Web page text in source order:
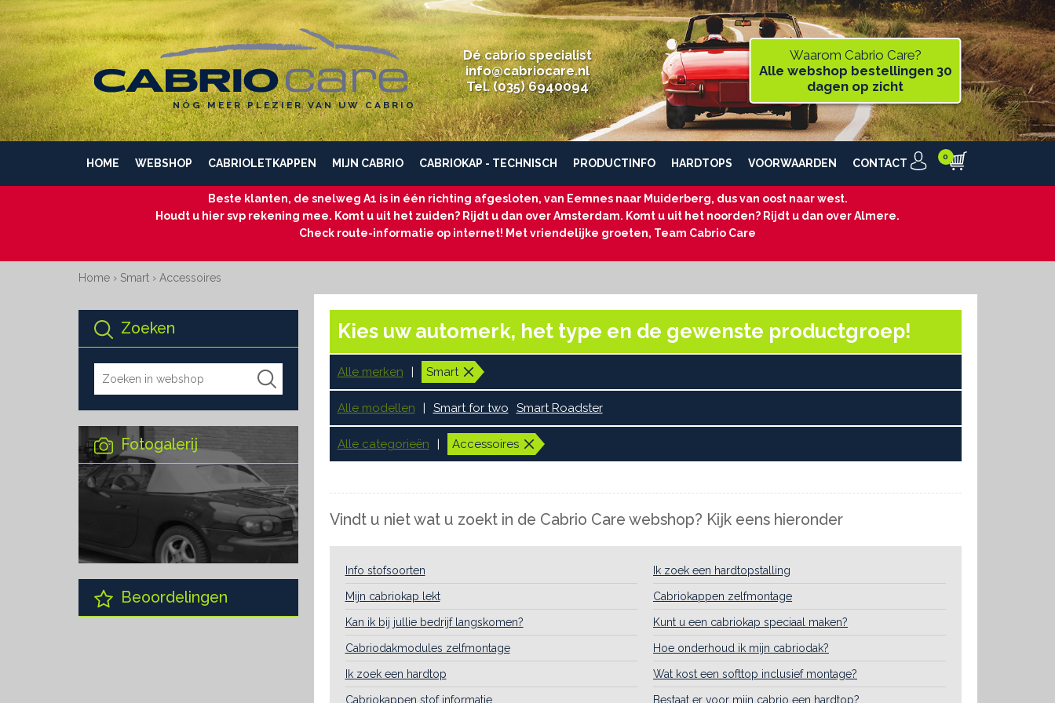
NÓG MEER PLEZIER VAN UW CABRIO
Dé cabrio specialist
info@cabriocare.nl
Tel. (035) 6940094
Waarom Cabrio Care?
Alle webshop bestellingen 30
dagen op zicht
HOME WEBSHOP CABRIOLETKAPPEN MIJN CABRIO CABRIOKAP - TECHNISCH PRODUCTINFO HARDTOPS VOORWAARDEN CONTACT
Beste klanten, de snelweg A1 is in één richting afgesloten, van Eemnes naar Muiderberg, dus van oost naar west.
Houdt u hier svp rekening mee. Komt u uit het zuiden? Rijdt u dan over Amsterdam. Komt u uit het noorden? Rijdt u dan over Almere.
Check route-informatie op internet! Met vriendelijke groeten, Team Cabrio Care
Home› Smart› Accessoires
Zoeken
Fotogalerij
Beoordelingen
Kies uw automerk, het type en de gewenste productgroep!
Alle merken Smart
Alle modellen Smart for two Smart Roadster
Alle categorieën Accessoires
Vindt u niet wat u zoekt in de Cabrio Care webshop? Kijk eens hieronder
Info stofsoorten Ik zoek een hardtopstalling
Mijn cabriokap lekt Cabriokappen zelfmontage
Kan ik bij jullie bedrijf langskomen? Kunt u een cabriokap speciaal maken?
Cabriodakmodules zelfmontage Hoe onderhoud ik mijn cabriodak?
Ik zoek een hardtop Wat kost een softtop inclusief montage?
Cabriokappen stof informatie Bestaat er voor mijn cabrio een hardtop?